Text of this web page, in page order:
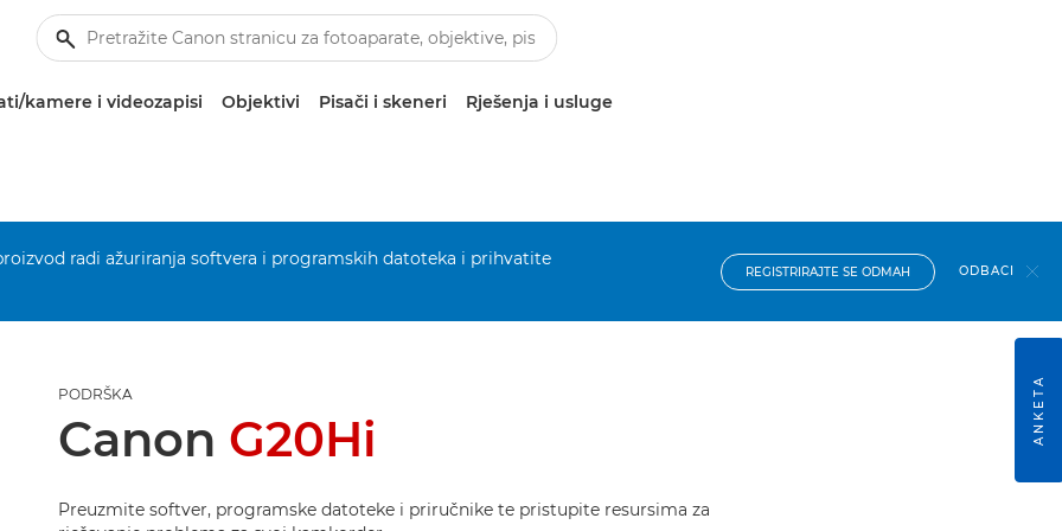
kamere i videozapisi Objektivi Pisači i skeneri Rješenja i usluge
radi ažuriranja softvera i programskih datoteka i prihvatite
REGISTRIRAJTE SE ODMAH ODBACI
PODRŠKA
Canon G20Hi
Preuzmite softver, programske datoteke i priručnike te pristupite resursima za
ANKETA